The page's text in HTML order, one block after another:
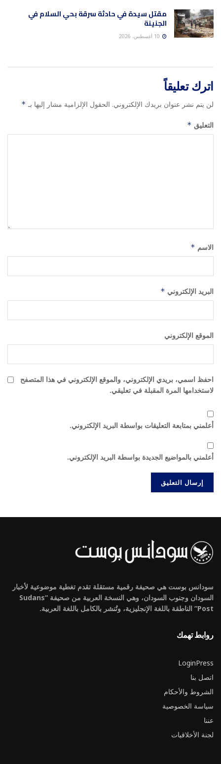
مقتل سيدة في حادثة سرقة بحي السلام في
الجنينة
اترك تعليقاً
لن يتم نشر عنوان بريدك الإلكتروني. الحقول الإلزامية مشار إليها بـ *
التعليق *
الاسم *
البريد الإلكتروني *
الموقع الإلكتروني
احفظ اسمي، بريدي الإلكتروني، والموقع الإلكتروني في هذا المتصفح
لاستخدامها المرة المقبلة في تعليقي.
أعلمني بمتابعة التعليقات بواسطة البريد الإلكتروني.
أعلمني بالمواضيع الجديدة بواسطة البريد الإلكتروني.
سودانس بوست هي صحيفة رقمية مستقلة تقدم تغطية موضوعية لأخبار
السودان وجنوب السودان، وهي النسخة العربية من صحيفة “Sudans
Post” الناطقة باللغة الإنجليزية، وتُنشر بالكامل باللغة العربية.
روابط تهمك
LoginPress
اتصل بنا
الشروط والأحكام
سياسة الخصوصية
عننا
لجنة الأخلاقيات